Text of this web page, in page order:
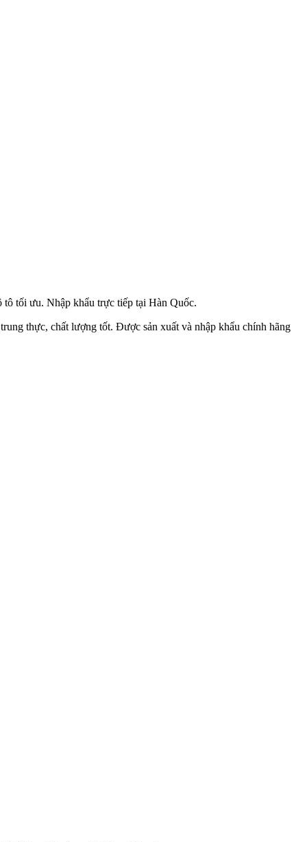
tối ưu. Nhập khẩu trực tiếp tại Hàn Quốc.
thực, chất lượng tốt. Được sản xuất và nhập khẩu chính hãng